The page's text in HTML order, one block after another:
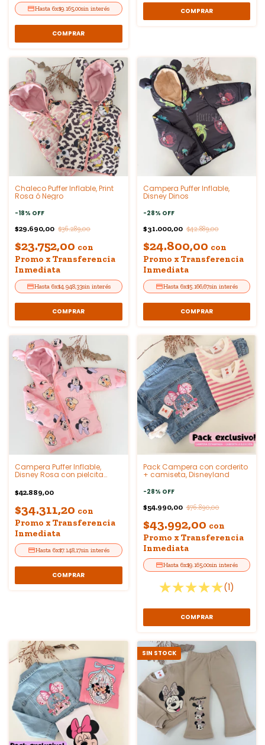
6x$9.165,00sin interés
COMPRAR
COMPRAR
Chaleco Puffer Inflable, Print
Rosa ó Negro
-18% OFF
$29.690,00 $36.289,00
$23.752,00 con
Promo x Transferencia
Inmediata
6x$4.948,33sin interés
COMPRAR
Campera Puffer Inflable,
Disney Dinos
-28% OFF
$31.000,00 $42.889,00
$24.800,00 con
Promo x Transferencia
Inmediata
6x$5.166,67sin interés
COMPRAR
Campera Puffer Inflable,
Disney Rosa con pielcita
$42.889,00
$34.311,20 con
Promo x Transferencia
Inmediata
6x$7.148,17sin interés
COMPRAR
Pack Campera con corderito
+ camiseta, Disneyland
-28% OFF
$54.990,00 $76.890,00
$43.992,00 con
Promo x Transferencia
Inmediata
6x$9.165,00sin interés
(1)
COMPRAR
SIN STOCK